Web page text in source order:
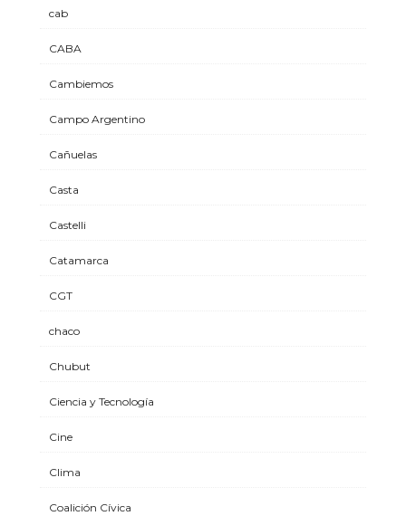
cab
CABA
Cambiemos
Campo Argentino
Cañuelas
Casta
Castelli
Catamarca
CGT
chaco
Chubut
Ciencia y Tecnología
Cine
Clima
Coalición Cívica